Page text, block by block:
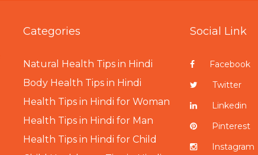
Categories
Natural Health Tips in Hindi
Body Health Tips in Hindi
Health Tips in Hindi for Woman
Health Tips in Hindi for Man
Health Tips in Hindi for Child
Social Link
Facebook
Twitter
Linkedin
Pinterest
Instagram